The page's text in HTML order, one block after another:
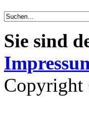
Sie sind
Copyright